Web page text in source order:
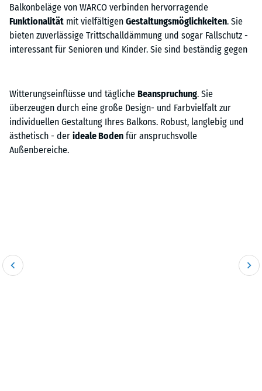
Balkonbeläge von WARCO verbinden hervorragende
Funktionalität mit vielfältigen Gestaltungsmöglichkeiten. Sie
bieten zuverlässige Trittschalldämmung und sogar Fallschutz -
interessant für Senioren und Kinder. Sie sind beständig gegen
Witterungseinflüsse und tägliche Beanspruchung. Sie
überzeugen durch eine große Design- und Farbvielfalt zur
individuellen Gestaltung Ihres Balkons. Robust, langlebig und
ästhetisch - der ideale Boden für anspruchsvolle
Außenbereiche.